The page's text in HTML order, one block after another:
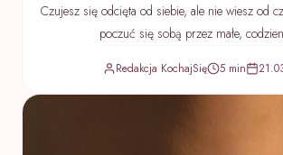
Czujesz się odcięta od siebie, ale nie wiesz od
poczuć się sobą przez małe,
Redakcja KochajSię 5 min